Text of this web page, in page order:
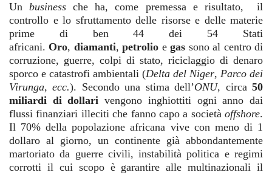
Unbusiness che ha, come premessa e risultato, il
controllo e lo sfruttamento delle risorse e delle materie
prime di ben 44 dei 54 Stati
africani. Oro, diamanti,petrolio e gas sono al centro di
corruzione, guerre, colpi di stato, riciclaggio di denaro
sporco e catastrofi ambientali (Delta del Niger, Parco dei
Virunga, ecc.). Secondo una stima dell’ONU, circa50
miliardi di dollari vengono inghiottiti ogni anno dai
flussi finanziari illeciti che fanno capo a società offshore.
Il 70% della popolazione africana vive con meno di 1
dollaro al giorno, un continente già abbondantemente
martoriato da guerre civili, instabilità politica e regimi
corrotti il cui scopo è garantire alle multinazionali il